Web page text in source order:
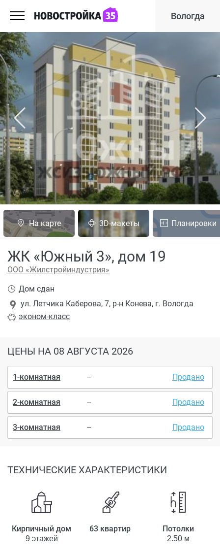
Вологда
На карте 3D-макеты Планировки
ЖК «Южный 3», дом 19
ООО «Жилстройиндустрия»
эконом-класс
ул. Летчика Каберова, 7, р-н Конева, г. Вологда
Дом сдан
ЦЕНЫ НА 08 АВГУСТА 2026
1-комнатная – Продано
2-комнатная – Продано
3-комнатная – Продано
ТЕХНИЧЕСКИЕ ХАРАКТЕРИСТИКИ
Кирпичный дом
9 этажей
63 квартир Потолки
2.50 м